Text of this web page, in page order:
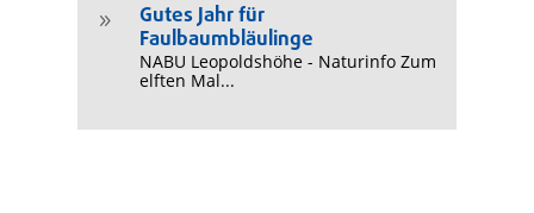
9
Gutes Jahr für
Faulbaumbläulinge
NABU Leopoldshöhe - Naturinfo Zum
elften Mal...